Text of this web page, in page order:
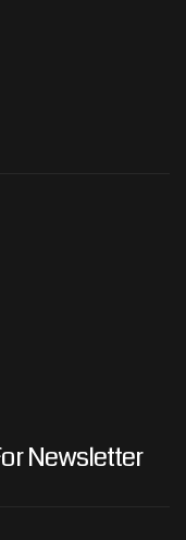
Newsletter